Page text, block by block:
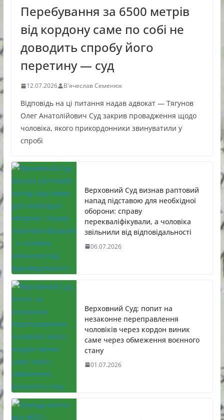
Перебування за 6500 метрів
від кордону саме по собі не
доводить спробу його
перетину — суд
12.07.2026 В'ячеслав Семенюк
Відповідь на ці питання надав адвокат — Тягунов
Олег Анатолійович Суд закрив провадження щодо
чоловіка, якого прикордонники звинуватили у
спробі
Верховний Суд визнав раптовий
напад підставою для необхідної
оборони: справу
перекваліфікували, а чоловіка
звільнили від відповідальності
06.07.2026
Верховний Суд: попит на
незаконне переправлення
чоловіків через кордон виник
саме через обмеження воєнного
стану
01.07.2026